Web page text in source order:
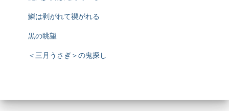
鱗は剥がれて禊がれる
黒の眺望
＜三月うさぎ＞の鬼探し